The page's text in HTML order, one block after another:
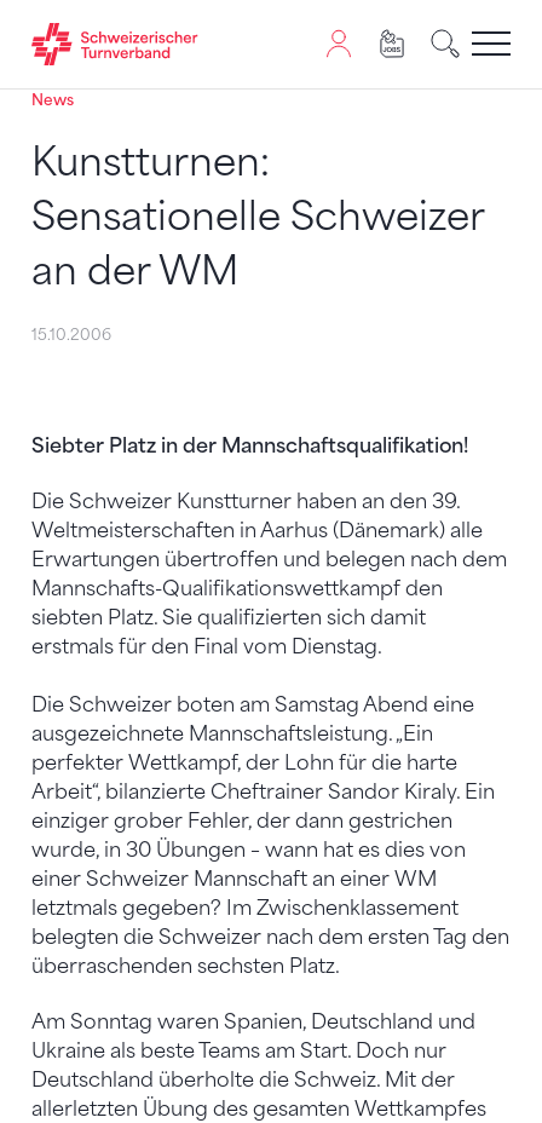
Zum Inhalt springen
Zur Sitemap navigieren
Zum Navigieren dieser Seite wird JavaScript benötigt.
News
Kunstturnen:
Sensationelle Schweizer
an der WM
15.10.2006
Siebter Platz in der Mannschaftsqualifikation!
Die Schweizer Kunstturner haben an den 39.
Weltmeisterschaften in Aarhus (Dänemark) alle
Erwartungen übertroffen und belegen nach dem
Mannschafts-Qualifikationswettkampf den
siebten Platz. Sie qualifizierten sich damit
erstmals für den Final vom Dienstag.
Die Schweizer boten am Samstag Abend eine
ausgezeichnete Mannschaftsleistung. „Ein
perfekter Wettkampf, der Lohn für die harte
Arbeit“, bilanzierte Cheftrainer Sandor Kiraly. Ein
einziger grober Fehler, der dann gestrichen
wurde, in 30 Übungen – wann hat es dies von
einer Schweizer Mannschaft an einer WM
letztmals gegeben? Im Zwischenklassement
belegten die Schweizer nach dem ersten Tag den
überraschenden sechsten Platz.
Am Sonntag waren Spanien, Deutschland und
Ukraine als beste Teams am Start. Doch nur
Deutschland überholte die Schweiz. Mit der
allerletzten Übung des gesamten Wettkampfes